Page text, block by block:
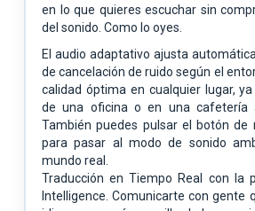
en lo que quieres escuchar sin
del sonido. Como lo oyes.
El audio adaptativo ajusta
de cancelación de ruido según el
calidad óptima en cualquier lugar,
de una oficina o en una cafetería
También puedes pulsar el botón de
para pasar al modo de sonido
mundo real.
Traducción en Tiempo Real con la
Intelligence. Comunicarte con gente